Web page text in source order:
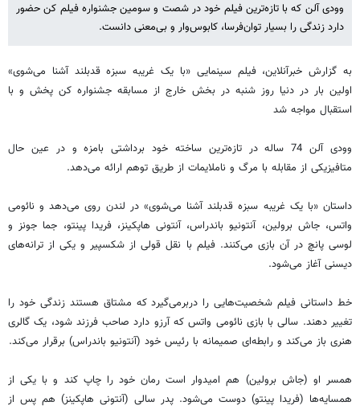
وودی آلن که با تازه‌ترین فیلم خود در شصت و سومین جشنواره فیلم کن حضور
دارد زندگی را بسیار توان‌فرسا، کابوس‌وار و بی‌معنی دانست.
به گزارش خبرآنلاین، فیلم سینمایی «با یک غریبه سبزه قدبلند آشنا می‌شوی»
اولین بار در دنیا روز شنبه در بخش خارج از مسابقه جشنواره کن پخش و با
استقبال مواجه شد
وودی آلن 74 ساله در تازه‌ترین ساخته‌ خود برداشتی بامزه و در عین حال
متافیزیکی از مقابله با مرگ و ناملایمات از طریق توهم ارائه می‌دهد.
داستان «با یک غریبه سبزه قدبلند آشنا می‌شوی» در لندن روی می‌دهد و نائومی
واتس، جاش برولین، آنتونیو باندراس، آنتونی هاپکینز، فریدا پینتو، جما جونز و
لوسی پانچ در آن بازی می‌کنند. فیلم با نقل قولی از شکسپیر و یکی از ترانه‌های
دیسنی آغاز می‌شود.
خط داستانی فیلم شخصیت‌هایی را دربرمی‌گیرد که مشتاق هستند زندگی خود را
تغییر دهند. سالی با بازی نائومی واتس که آرزو دارد صاحب فرزند شود، یک گالری
هنری باز می‌کند و رابطه‌ای صمیمانه با رئیس خود (آنتونیو باندراس) برقرار می‌کند.
همسر او (جاش برولین) هم امیدوار است رمان خود را چاپ کند و با یکی از
همسایه‌ها (فریدا پینتو) دوست می‌‌شود. پدر سالی (آنتونی هاپکینز) هم پس از